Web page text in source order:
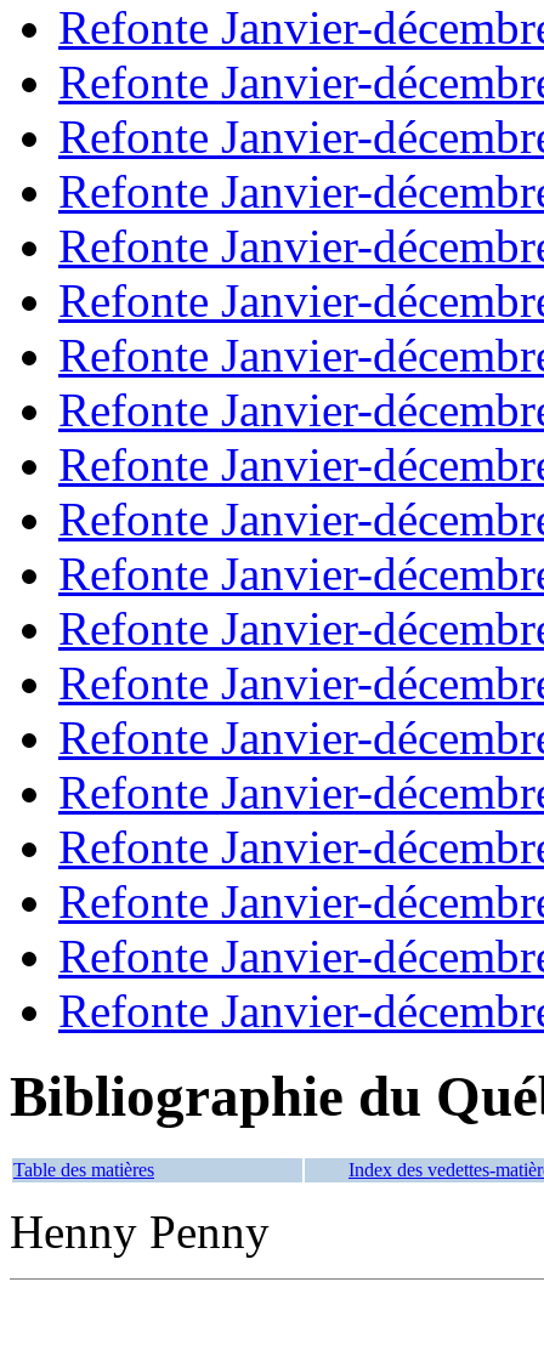
Refonte Janvier-
Refonte Janvier-
Refonte Janvier-
Refonte Janvier-
Refonte Janvier-
Refonte Janvier-
Refonte Janvier-
Refonte Janvier-
Refonte Janvier-
Refonte Janvier-
Refonte Janvier-
Refonte Janvier-
Refonte Janvier-
Refonte Janvier-
Refonte Janvier-
Refonte Janvier-
Refonte Janvier-
Refonte Janvier-
Refonte Janvier-
Bibliographie du
Table des matières Index des vedettes-
Henny Penny